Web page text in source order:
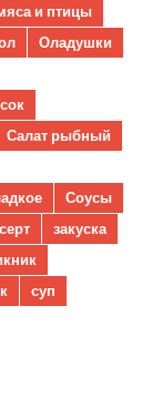
и птицы
Оладушки
Салат рыбный
Соусы
закуска
суп